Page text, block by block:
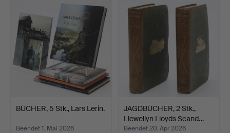
BÜCHER, 5 Stk., Lars Lerin.
Beendet 1. Mai 2026
JAGDBÜCHER, 2 Stk.,
Llewellyn Lloyds Scand…
Beendet 20. Apr 2026